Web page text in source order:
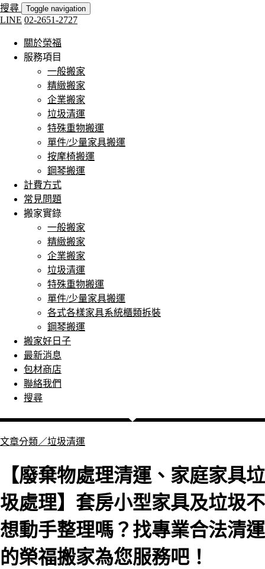
搜尋 Toggle navigation
LINE 02-2651-2727
關於榮福
服務項目
一般搬家
精緻搬家
企業搬家
垃圾清運
特殊重物搬運
單件/少量家具搬運
按摩椅搬運
鋼琴搬運
計費方式
常見問題
搬家實錄
一般搬家
精緻搬家
企業搬家
垃圾清運
特殊重物搬運
單件/少量家具搬運
各式各樣家具系統櫃類拆裝
鋼琴搬運
搬家好日子
最新消息
包材商店
聯絡我們
搜尋
文章分類／垃圾清運
【廢棄物處理清運、家庭家具垃
圾處理】套房小型家具及垃圾不
想動手整理嗎？找專業合法清運
的榮福搬家為您服務吧！